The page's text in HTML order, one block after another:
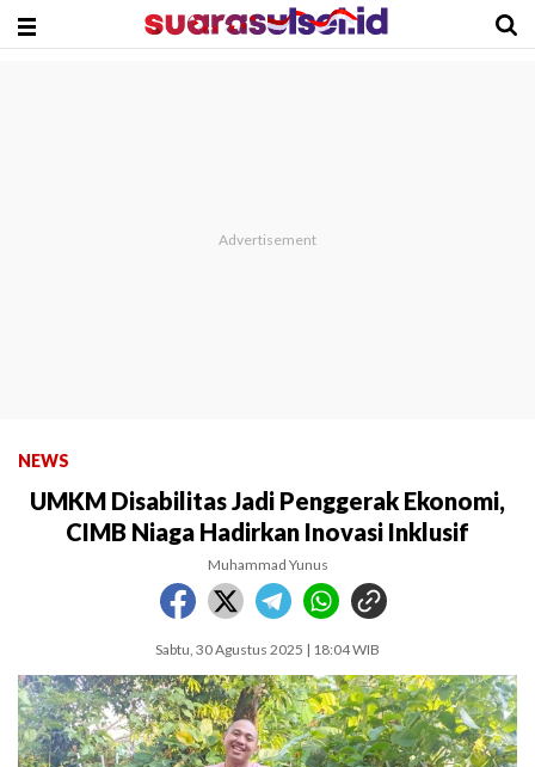
NEWS
UMKM Disabilitas Jadi Penggerak Ekonomi,
CIMB Niaga Hadirkan Inovasi Inklusif
Muhammad Yunus
Sabtu, 30 Agustus 2025 | 18:04 WIB